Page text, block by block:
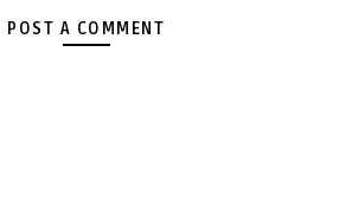
POST A COMMENT